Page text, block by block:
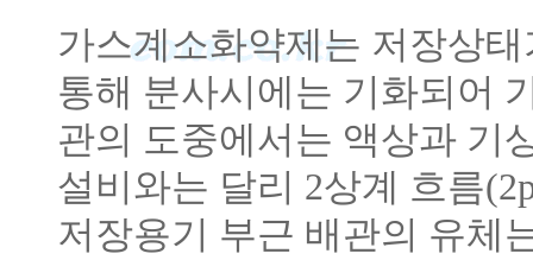
가스계소화약제는 저장상
통해 분사시에는 기화되어
관의 도중에서는 액상과 기
설비와는 달리 2상계 흐름
저장용기 부근 배관의 유체